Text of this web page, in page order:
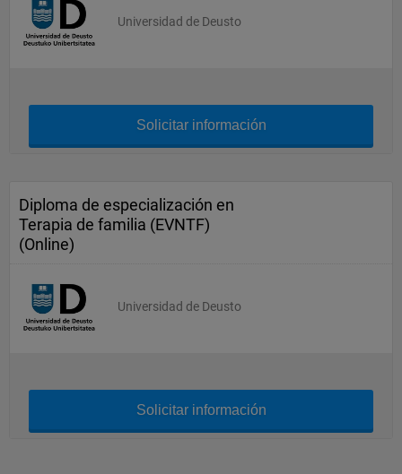
Universidad de Deusto
Solicitar información
Diploma de especialización en
Terapia de familia (EVNTF)
(Online)
Universidad de Deusto
Solicitar información